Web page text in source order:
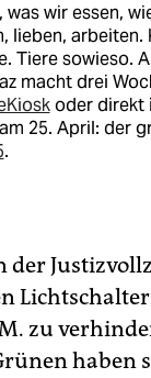
wir essen,
lieben, arbeiten.
Tiere sowieso.
macht drei
oder direkt
25. April: der
.
der
zu
haben